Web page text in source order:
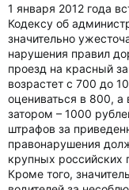
1 января 2012 года
Кодексу об
значительно
нарушения правил
проезд на красный
возрастет с 700 до
оцениваться в 800,
затором – 1000
штрафов за
правонарушения
крупных российских
Кроме того,